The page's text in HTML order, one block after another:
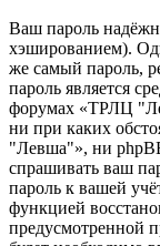
Ваш пароль
хэшированием).
же самый пароль,
пароль является
форумах «ТРЛЦ
ни при каких
"Левша"», ни
спрашивать ваш
пароль к вашей
функцией
предусмотренной